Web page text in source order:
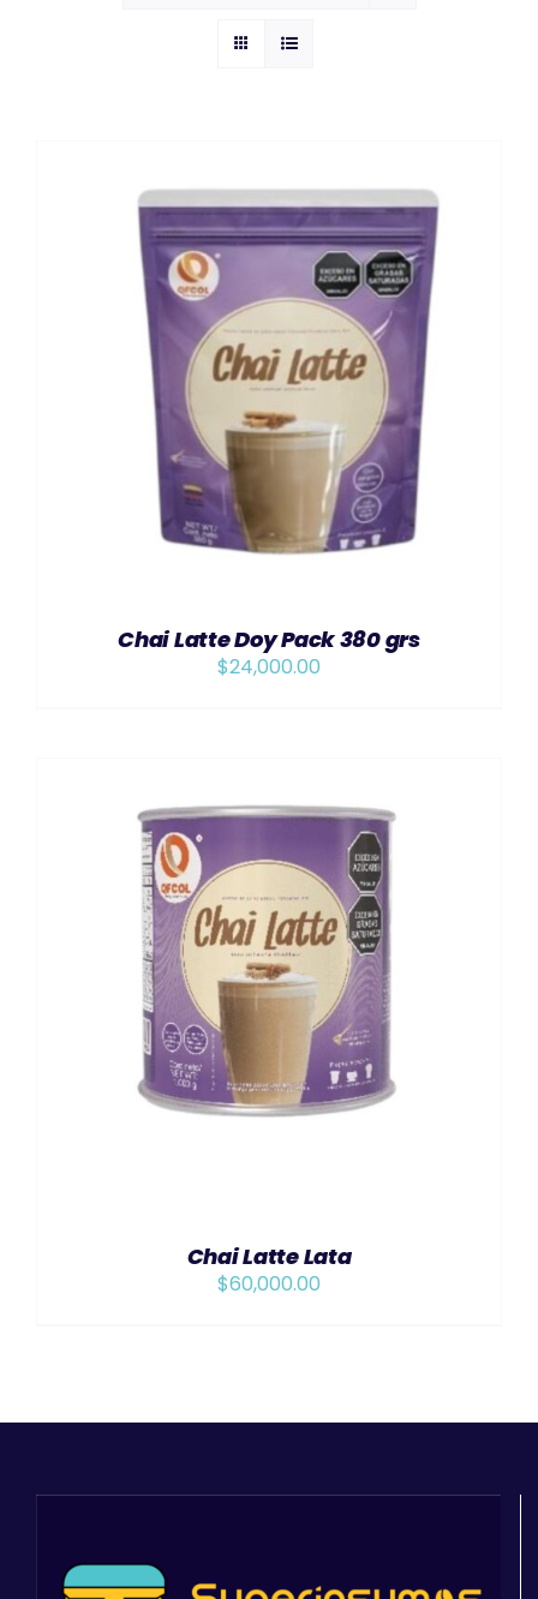
AÑADIR AL CARRITO / DETAILS
Chai Latte Doy Pack 380 grs
$24,000.00
AÑADIR AL CARRITO / DETAILS
Chai Latte Lata
$60,000.00